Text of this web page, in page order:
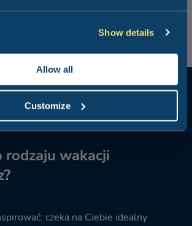
Show details
Allow all
Customize
rodzaju wakacji
czeka na Ciebie idealny